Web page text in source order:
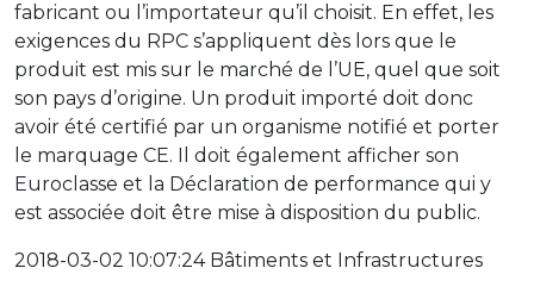
fabricant ou l’importateur qu’il choisit. En effet, les
exigences du RPC s’appliquent dès lors que le
produit est mis sur le marché de l’UE, quel que soit
son pays d’origine. Un produit importé doit donc
avoir été certifié par un organisme notifié et porter
le marquage CE. Il doit également afficher son
Euroclasse et la Déclaration de performance qui y
est associée doit être mise à disposition du public.
2018-03-02 10:07:24 Bâtiments et Infrastructures